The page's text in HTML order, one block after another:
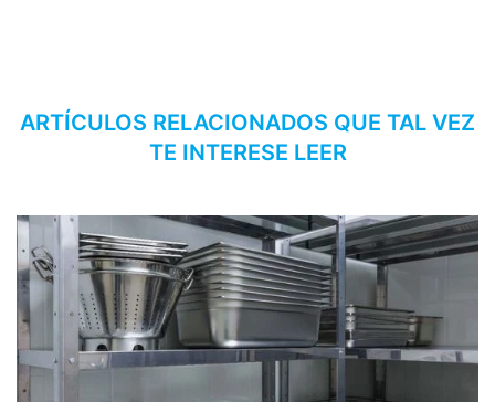
ARTÍCULOS RELACIONADOS QUE TAL VEZ
TE INTERESE LEER